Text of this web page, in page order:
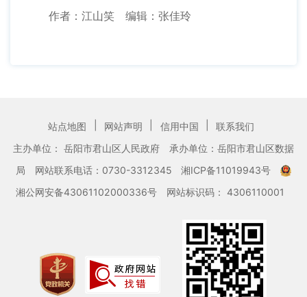
作者：江山笑 编辑：张佳玲
站点地图 网站声明 信用中国
联系我们
主办单位： 岳阳市君山区人民政府
承办单位：岳阳市君山区数据
局
网站联系电话：0730-3312345
湘ICP备11019943号
湘公网安备43061102000336号
网站标识码： 4306110001